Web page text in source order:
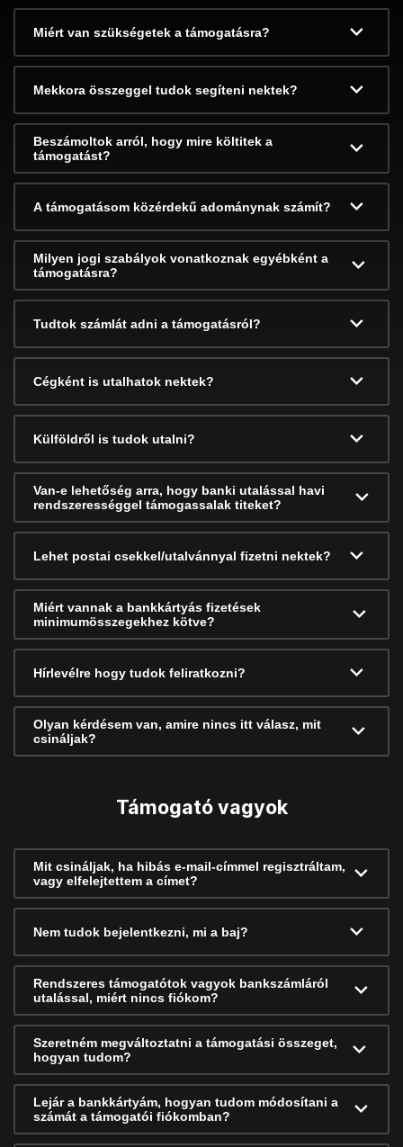
Miért van szükségetek a támogatásra?
Mekkora összeggel tudok segíteni nektek?
Beszámoltok arról, hogy mire költitek a
támogatást?
A támogatásom közérdekű adománynak számít?
Milyen jogi szabályok vonatkoznak egyébként a
támogatásra?
Tudtok számlát adni a támogatásról?
Cégként is utalhatok nektek?
Külföldről is tudok utalni?
Van-e lehetőség arra, hogy banki utalással havi
rendszerességgel támogassalak titeket?
Lehet postai csekkel/utalvánnyal fizetni nektek?
Miért vannak a bankkártyás fizetések
minimumösszegekhez kötve?
Hírlevélre hogy tudok feliratkozni?
Olyan kérdésem van, amire nincs itt válasz, mit
csináljak?
Támogató vagyok
Mit csináljak, ha hibás e-mail-címmel regisztráltam,
vagy elfelejtettem a címet?
Nem tudok bejelentkezni, mi a baj?
Rendszeres támogatótok vagyok bankszámláról
utalással, miért nincs fiókom?
Szeretném megváltoztatni a támogatási összeget,
hogyan tudom?
Lejár a bankkártyám, hogyan tudom módosítani a
számát a támogatói fiókomban?